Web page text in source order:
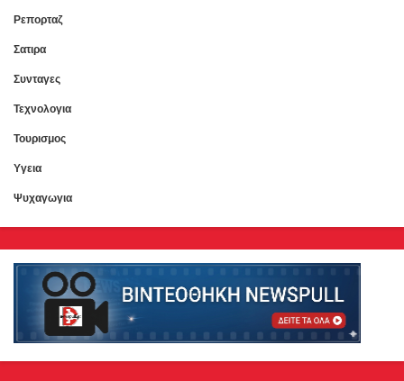
Ρεπορταζ
Σατιρα
Συνταγες
Τεχνολογια
Τουρισμος
Υγεια
Ψυχαγωγια